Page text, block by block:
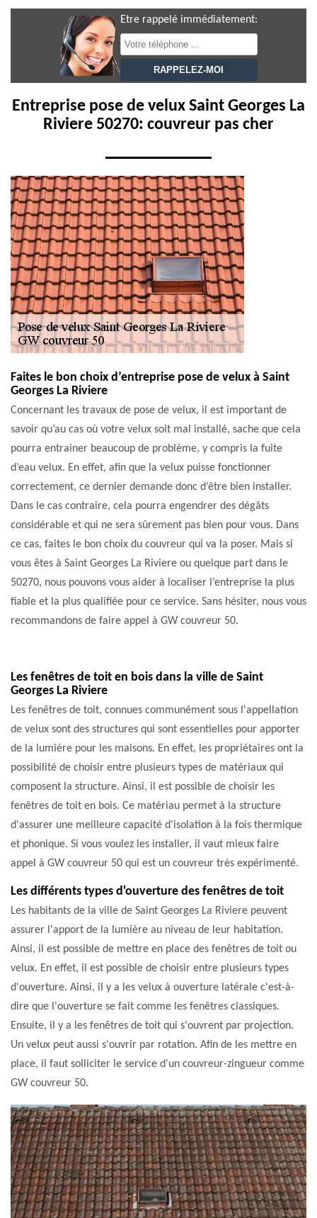
Etre rappelé immédiatement:
Entreprise pose de velux Saint Georges La
Riviere 50270: couvreur pas cher
Faites le bon choix d’entreprise pose de velux à Saint
Georges La Riviere
Concernant les travaux de pose de velux, il est important de
savoir qu’au cas où votre velux soit mal installé, sache que cela
pourra entrainer beaucoup de problème, y compris la fuite
d’eau velux. En effet, afin que la velux puisse fonctionner
correctement, ce dernier demande donc d’être bien installer.
Dans le cas contraire, cela pourra engendrer des dégâts
considérable et qui ne sera sûrement pas bien pour vous. Dans
ce cas, faites le bon choix du couvreur qui va la poser. Mais si
vous êtes à Saint Georges La Riviere ou quelque part dans le
50270, nous pouvons vous aider à localiser l’entreprise la plus
fiable et la plus qualifiée pour ce service. Sans hésiter, nous vous
recommandons de faire appel à GW couvreur 50.
Les fenêtres de toit en bois dans la ville de Saint
Georges La Riviere
Les fenêtres de toit, connues communément sous l'appellation
de velux sont des structures qui sont essentielles pour apporter
de la lumière pour les maisons. En effet, les propriétaires ont la
possibilité de choisir entre plusieurs types de matériaux qui
composent la structure. Ainsi, il est possible de choisir les
fenêtres de toit en bois. Ce matériau permet à la structure
d'assurer une meilleure capacité d'isolation à la fois thermique
et phonique. Si vous voulez les installer, il vaut mieux faire
appel à GW couvreur 50 qui est un couvreur très expérimenté.
Les différents types d'ouverture des fenêtres de toit
Les habitants de la ville de Saint Georges La Riviere peuvent
assurer l'apport de la lumière au niveau de leur habitation.
Ainsi, il est possible de mettre en place des fenêtres de toit ou
velux. En effet, il est possible de choisir entre plusieurs types
d'ouverture. Ainsi, il y a les velux à ouverture latérale c'est-à-
dire que l'ouverture se fait comme les fenêtres classiques.
Ensuite, il y a les fenêtres de toit qui s'ouvrent par projection.
Un velux peut aussi s'ouvrir par rotation. Afin de les mettre en
place, il faut solliciter le service d'un couvreur-zingueur comme
GW couvreur 50.